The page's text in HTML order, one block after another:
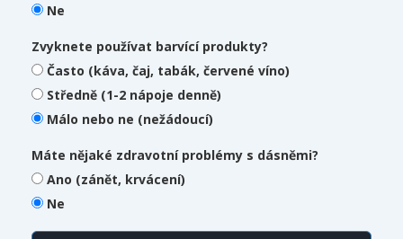
Ne
Zvyknete používat barvící produkty?
Často (káva, čaj, tabák, červené víno)
Středně (1-2 nápoje denně)
Málo nebo ne (nežádoucí)
Máte nějaké zdravotní problémy s dásněmi?
Ano (zánět, krvácení)
Ne